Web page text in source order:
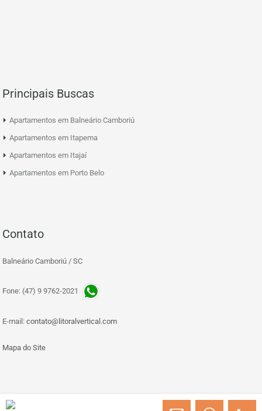
Principais Buscas
Apartamentos em Balneário Camboriú
Apartamentos em Itapema
Apartamentos em Itajaí
Apartamentos em Porto Belo
Contato
Balneário Camboriú / SC
Fone: (47) 9 9762-2021
E-mail: contato@litoralvertical.com
Mapa do Site